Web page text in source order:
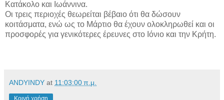
Κατάκολο και Ιωάννινα.
Οι τρεις περιοχές θεωρείται βέβαιο ότι θα δώσουν
κοιτάσματα, ενώ ως το Μάρτιο θα έχουν ολοκληρωθεί και οι
προσφορές για γενικότερες έρευνες στο Ιόνιο και την Κρήτη.
ANDYINDY at 11:03:00 π.μ.
Κοινή χρήση